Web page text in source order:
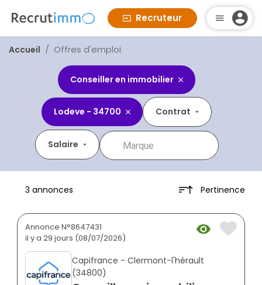
Recruteur
Accueil Offres d'emploi
Conseiller en immobilier
Lodeve - 34700 Contrat
Salaire
3 annonces Pertinence
Annonce N°8647431
il y a 29 jours (08/07/2026)
Capifrance - Clermont-l'hérault
(34800)